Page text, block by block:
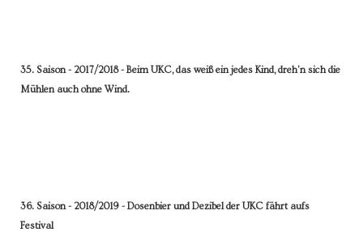
35. Saison - 2017/2018 - Beim UKC, das weiß ein jedes Kind, dreh'n sich die
Mühlen auch ohne Wind.
36. Saison - 2018/2019 - Dosenbier und Dezibel der UKC fährt aufs
Festival